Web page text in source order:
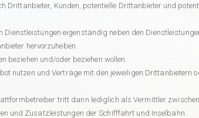
Kunden, potentielle Drittanbieter und
eigenständig neben den
hervorzuheben.
beziehen und/oder beziehen wollen.
nutzen und Verträge mit den jeweiligen Drittanbietern
tritt dann lediglich als Vermittler
und Zusatzleistungen der Schifffahrt und Inselbahn.